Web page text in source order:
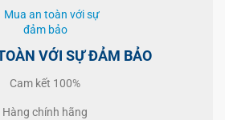
VỚI SỰ ĐẢM BẢO
Cam kết 100%
Hàng chính hãng